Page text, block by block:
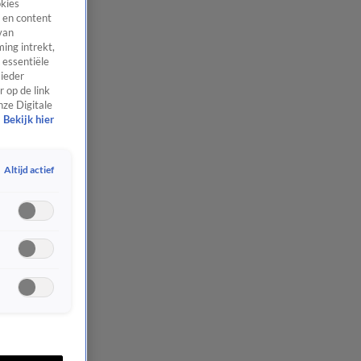
en content
intrekt,
op de link
Digitale
Bekijk hier
Altijd actief